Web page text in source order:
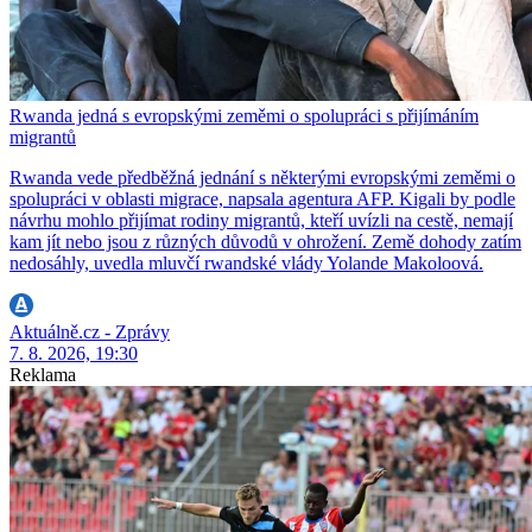
Rwanda jedná s evropskými zeměmi o spolupráci s přijímáním
migrantů
Rwanda vede předběžná jednání s některými evropskými zeměmi o
spolupráci v oblasti migrace, napsala agentura AFP. Kigali by podle
návrhu mohlo přijímat rodiny migrantů, kteří uvízli na cestě, nemají
kam jít nebo jsou z různých důvodů v ohrožení. Země dohody zatím
nedosáhly, uvedla mluvčí rwandské vlády Yolande Makoloová.
Aktuálně.cz - Zprávy
7. 8. 2026, 19:30
Reklama